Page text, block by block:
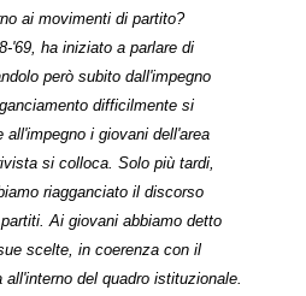
ai movimenti di partito?
'69, ha iniziato a parlare di
però subito dall'impegno
difficilmente si
i giovani dell'area
si colloca. Solo più tardi,
riagganciato il discorso
Ai giovani abbiamo detto
scelte, in coerenza con il
del quadro istituzionale.